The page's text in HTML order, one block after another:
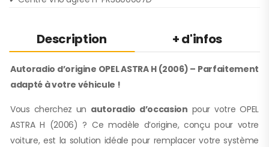
Description + d'infos
Autoradio d’origine OPEL ASTRA H (2006) – Parfaitement
adapté à votre véhicule !
Vous cherchez un autoradio d’occasion pour votre OPEL
ASTRA H (2006) ? Ce modèle d’origine, conçu pour votre
voiture, est la solution idéale pour remplacer votre système